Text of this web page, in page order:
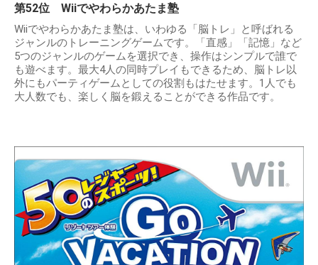
第52位 Wiiでやわらかあたま塾
Wiiでやわらかあたま塾は、いわゆる「脳トレ」と呼ばれる
ジャンルのトレーニングゲームです。「直感」「記憶」など
5つのジャンルのゲームを選択でき、操作はシンプルで誰で
も遊べます。最大4人の同時プレイもできるため、脳トレ以
外にもパーティゲームとしての役割もはたせます。1人でも
大人数でも、楽しく脳を鍛えることができる作品です。